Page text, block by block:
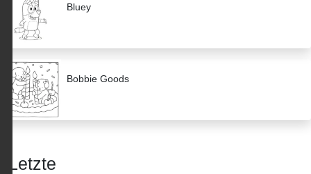
Bluey
Bobbie Goods
Letzte